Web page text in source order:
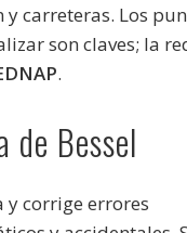
y carreteras. Los
son claves; la
.
de Bessel
y corrige errores